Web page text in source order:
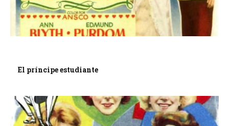
El príncipe estudiante